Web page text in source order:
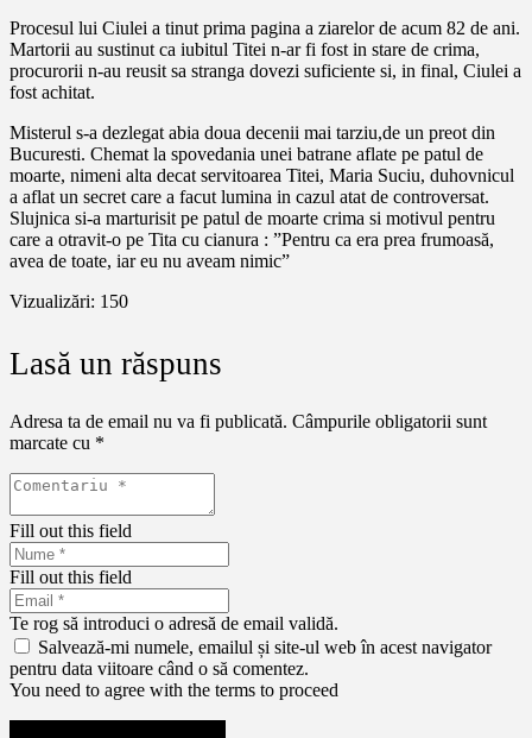
Procesul lui Ciulei a tinut prima pagina a ziarelor de acum 82 de ani.
Martorii au sustinut ca iubitul Titei n-ar fi fost in stare de crima,
procurorii n-au reusit sa stranga dovezi suficiente si, in final, Ciulei a
fost achitat.
Misterul s-a dezlegat abia doua decenii mai tarziu,de un preot din
Bucuresti. Chemat la spovedania unei batrane aflate pe patul de
moarte, nimeni alta decat servitoarea Titei, Maria Suciu, duhovnicul
a aflat un secret care a facut lumina in cazul atat de controversat.
Slujnica si-a marturisit pe patul de moarte crima si motivul pentru
care a otravit-o pe Tita cu cianura : ”Pentru ca era prea frumoasă,
avea de toate, iar eu nu aveam nimic”
Vizualizări: 150
Lasă un răspuns
Adresa ta de email nu va fi publicată. Câmpurile obligatorii sunt
marcate cu *
Fill out this field
Fill out this field
Te rog să introduci o adresă de email validă.
Salvează-mi numele, emailul și site-ul web în acest navigator
pentru data viitoare când o să comentez.
You need to agree with the terms to proceed